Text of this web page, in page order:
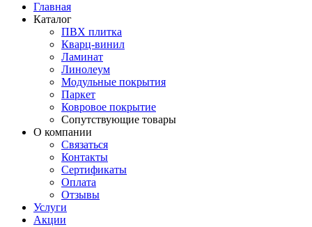
Главная
Каталог
ПВХ плитка
Кварц-винил
Ламинат
Линолеум
Модульные покрытия
Паркет
Ковровое покрытие
Сопутствующие товары
О компании
Связаться
Контакты
Сертификаты
Оплата
Отзывы
Услуги
Акции